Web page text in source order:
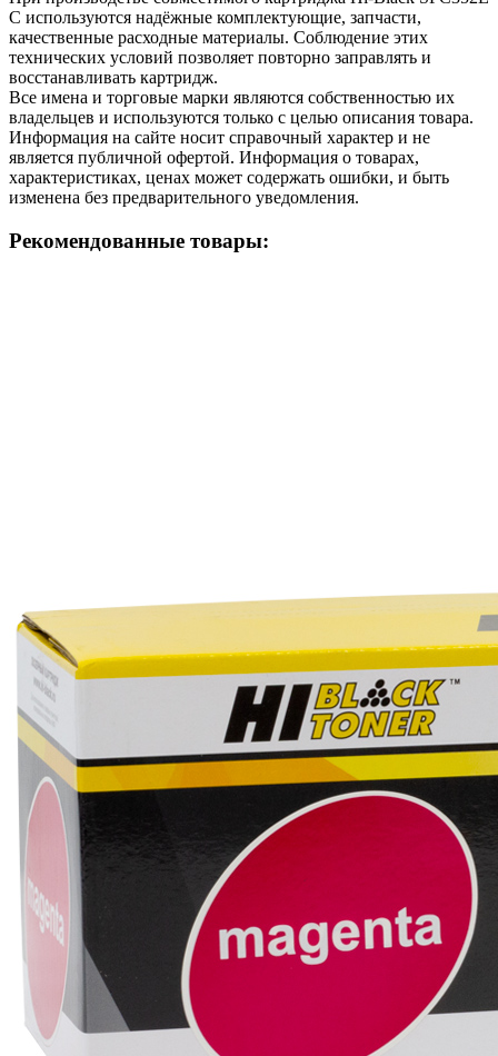
C используются надёжные комплектующие, запчасти,
качественные расходные материалы. Соблюдение этих
технических условий позволяет повторно заправлять и
восстанавливать картридж.
Все имена и торговые марки являются собственностью их
владельцев и используются только с целью описания товара.
Информация на сайте носит справочный характер и не
является публичной офертой. Информация о товарах,
характеристиках, ценах может содержать ошибки, и быть
изменена без предварительного уведомления.
Рекомендованные товары: